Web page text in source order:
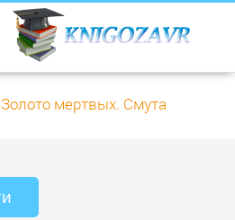
Золото мертвых. Смута